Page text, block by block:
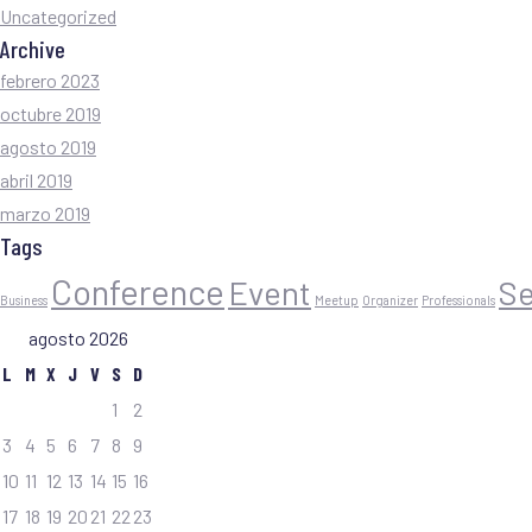
Uncategorized
Archive
febrero 2023
octubre 2019
agosto 2019
abril 2019
marzo 2019
Tags
Business Conference Event Meetup Organizer Professionals
agosto 2026
L
M X J V S D
1
2
3
4 5 6 7 8
9
10 11 12 13 14 15 16
17 18 19 20 21 22 23